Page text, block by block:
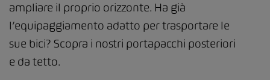
ampliare il proprio orizzonte. Ha già
l’equipaggiamento adatto per trasportare le
sue bici? Scopra i nostri portapacchi posteriori
e da tetto.